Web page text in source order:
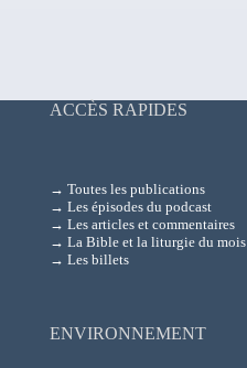
ACCÈS RAPIDES
→ Toutes les publications
→ Les épisodes du podcast
→ Les articles et commentaires
→ La Bible et la liturgie du mois
→ Les billets
ENVIRONNEMENT